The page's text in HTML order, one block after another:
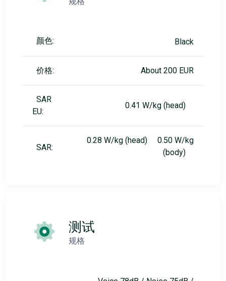
颜色: Black
价格: About 200 EUR
SAR
EU:
0.41 W/kg (head)
SAR:
0.28 W/kg (head) 0.50 W/kg
(body)
测试
规格